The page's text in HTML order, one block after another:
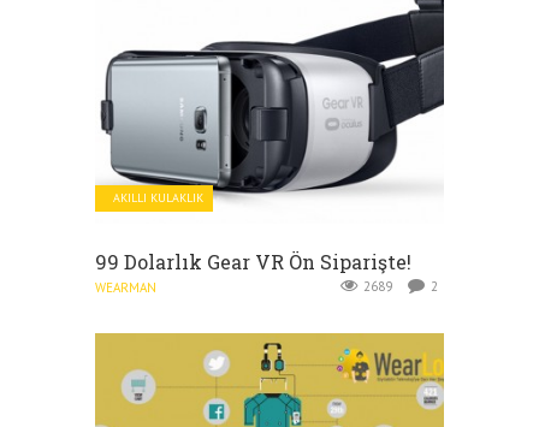
AKILLI KULAKLIK
99 Dolarlık Gear VR Ön Siparişte!
WEARMAN 2689 2